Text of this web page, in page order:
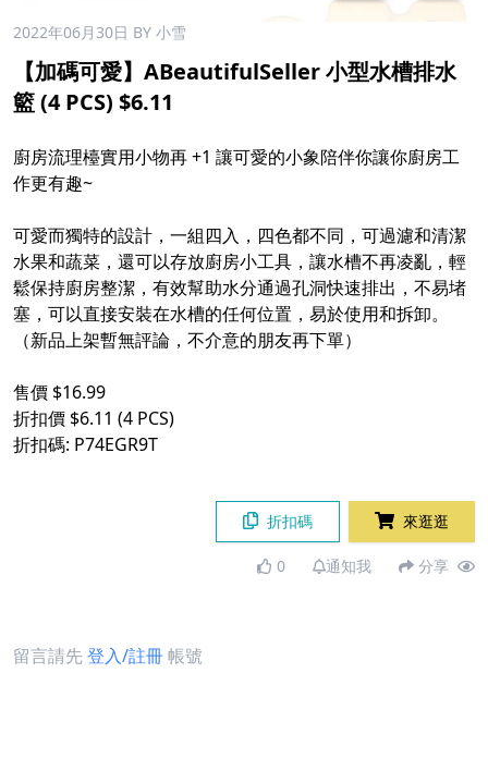
2022年06月30日 BY 小雪
【加碼可愛】ABeautifulSeller 小型水槽排水
籃 (4 PCS) $6.11
廚房流理檯實用小物再 +1 讓可愛的小象陪伴你讓你廚房工
作更有趣~
可愛而獨特的設計，一組四入，四色都不同，可過濾和清潔
水果和蔬菜，還可以存放廚房小工具，讓水槽不再凌亂，輕
鬆保持廚房整潔，有效幫助水分通過孔洞快速排出，不易堵
塞，可以直接安裝在水槽的任何位置，易於使用和拆卸。
（新品上架暫無評論，不介意的朋友再下單）
售價 $16.99
折扣價 $6.11 (4 PCS)
折扣碼: P74EGR9T
折扣碼 來逛逛
0 通知我 分享
留言請先登入/註冊帳號